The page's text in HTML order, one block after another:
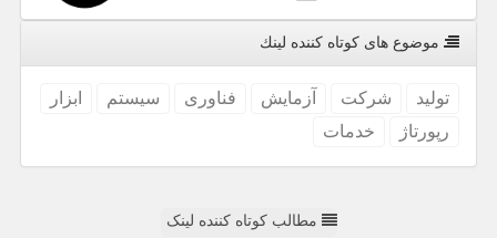
موضوع های كوتاه كننده لینك
تولید شركت آزمایش فناوری سیستم
ابزار
رپورتاژ
خدمات
مطالب کوتاه کننده لینک